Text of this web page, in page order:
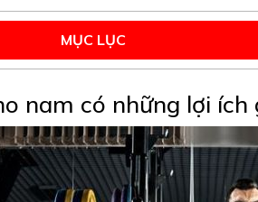
MỤC LỤC
nam có những lợi ích